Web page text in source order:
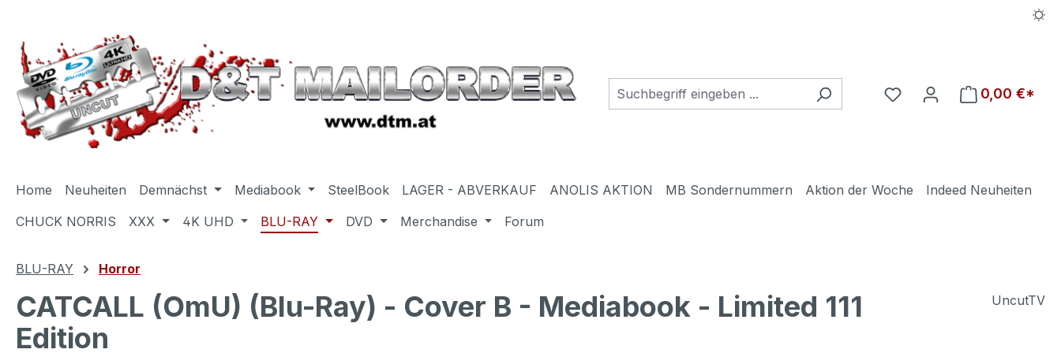
Du hast 0 Produkte auf
0,00 €*
Home Neuheiten Demnächst Mediabook SteelBook LAGER - ABVERKAUF ANOLIS AKTION MB Sondernummern Aktion der Woche
Indeed Neuheiten
CHUCK NORRIS
XXX 4K UHD BLU-RAY DVD Merchandise Forum
BLU-RAY Horror
CATCALL (OmU) (Blu-Ray) - Cover B - Mediabook - Limited 111
Edition
UncutTV